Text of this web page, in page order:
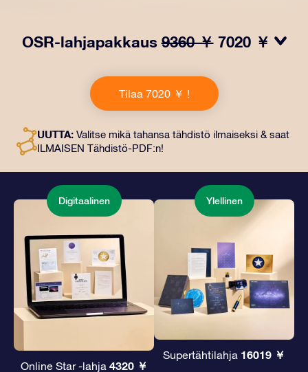
OSR-lahjapakkaus9360 ￥ 7020 ￥
Tämä lahja sisältää kauniin kirjekuoren ja
henkilökohtaiset ​​asiakirjat, jotka lähetetään
valitsemaasi osoitteeseen. Saat myös digitaaliset
maaginen tapa antaa ikuinen lahja ystäville ja rakkaille.
Tilaa 7020 ￥ !
UUTTA: Valitse mikä tahansa tähdistö ilmaiseksi & saat
ILMAISEN Tähdistö-PDF:n!
Digitaalinen
Online Star -lahja 4320 ￥
Ylellinen
Supertähtilahja 16019 ￥